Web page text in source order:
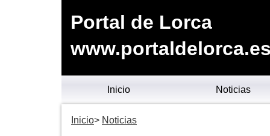
Portal de Lorca
Inicio Noticias
Inicio Noticias